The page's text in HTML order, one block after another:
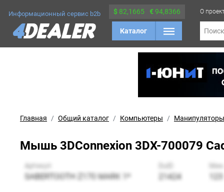
Информационный сервис b2b $ 82,1665 €94,8366
Каталог
О
Поиск
Главная Общий каталог Компьютеры
Мышь 3DConnexion 3DX-700079